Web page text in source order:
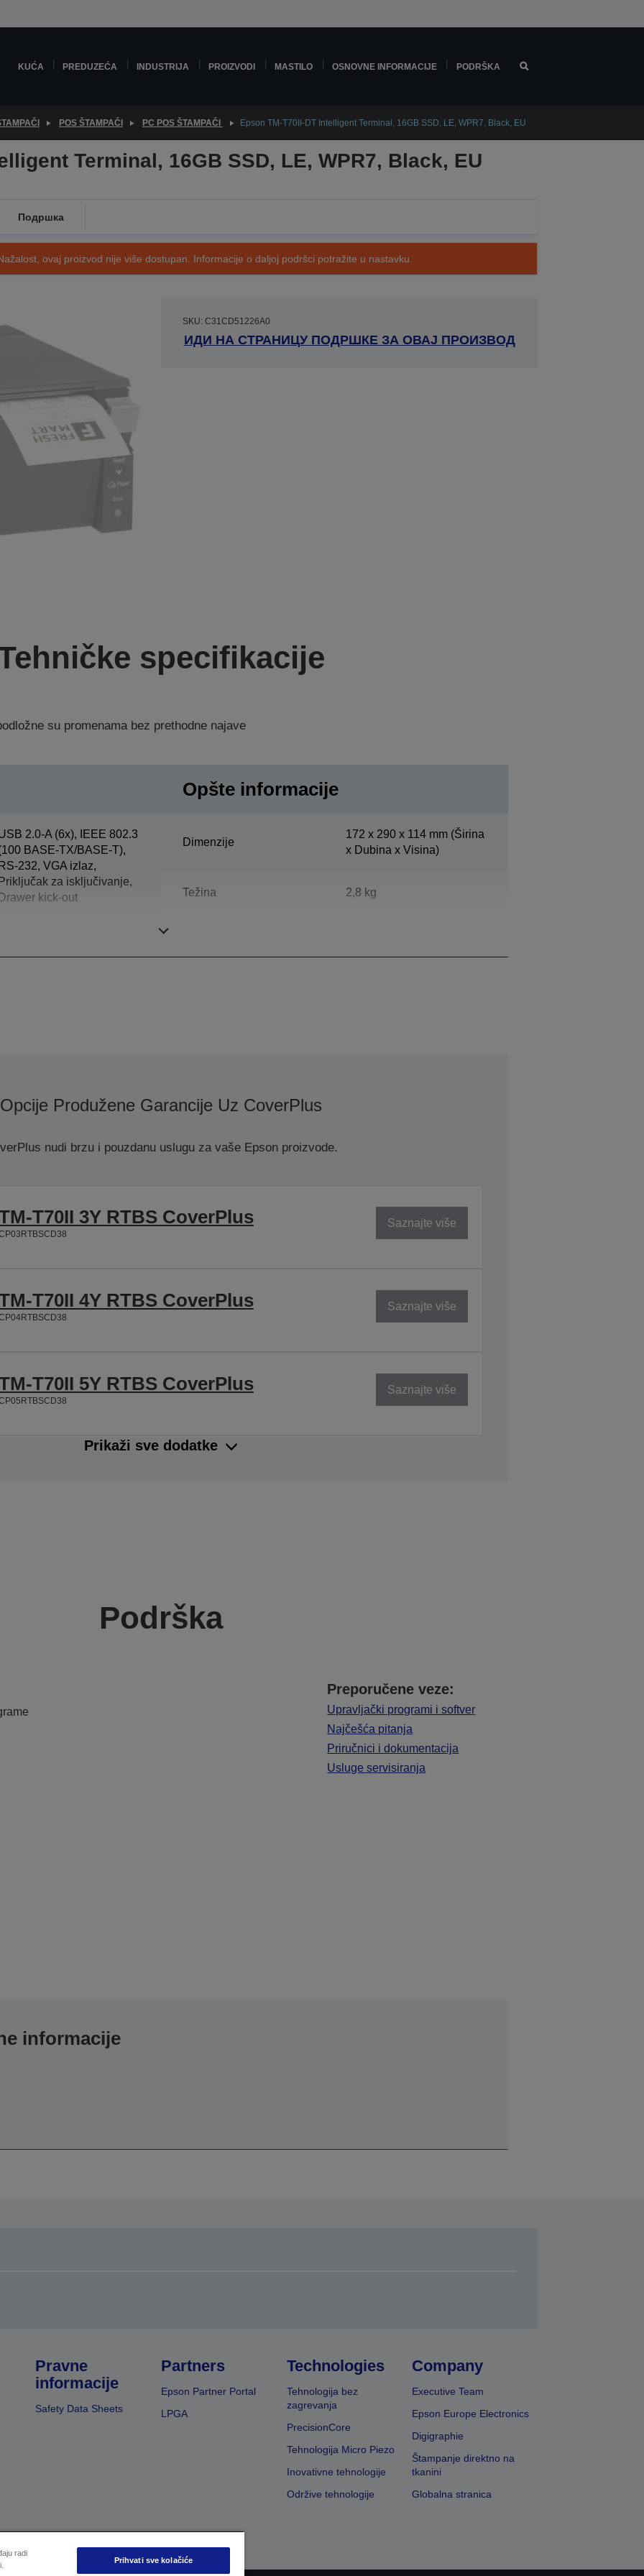
KUĆA PREDUZEĆA INDUSTRIJA PROIZVODI MASTILO OSNOVNE INFORMACIJE PODRŠKA
POS ŠTAMPAČI PC POS ŠTAMPAČI Epson TM-T70II-DT Intelligent Terminal, 16GB SSD, LE, WPR7, Black, EU
Terminal, 16GB SSD, LE, WPR7, Black, EU
Подршка
ovaj proizvod nije više dostupan. Informacije o daljoj podršci potražite u nastavku.
SKU: C31CD51226A0
ИДИ НА СТРАНИЦУ ПОДРШКЕ ЗА ОВАЈ ПРОИЗВОД
specifikacije
su promenama bez prethodne najave
2.0-A (6x), IEEE 802.3
BASE-TX/BASE-T),
232, VGA izlaz,
za isključivanje,
kick-out
Opšte informacije
Dimenzije
172‎ x 290 x 114 mm (Širina
x Dubina x Visina)
Težina 2,8 kg
Opcije Produžene Garancije Uz CoverPlus
nudi brzu i pouzdanu uslugu za vaše Epson proizvode.
T70II 3Y RTBS CoverPlus Saznajte više
T70II 4Y RTBS CoverPlus Saznajte više
T70II 5Y RTBS CoverPlus Saznajte više
Prikaži sve dodatke
Podrška
Preporučene veze:
Upravljački programi i softver
Najčešća pitanja
Priručnici i dokumentacija
Usluge servisiranja
informacije
Pravne
informacije
Safety Data Sheets
Partners
Epson Partner Portal
LPGA
Technologies
Tehnologija bez
zagrevanja
PrecisionCore
Tehnologija Micro Piezo
Inovativne tehnologije
Održive tehnologije
Company
Executive Team
Epson Europe Electronics
Digigraphie
Štampanje direktno na
tkanini
Globalna stranica
radi
Prihvati sve kolačiće